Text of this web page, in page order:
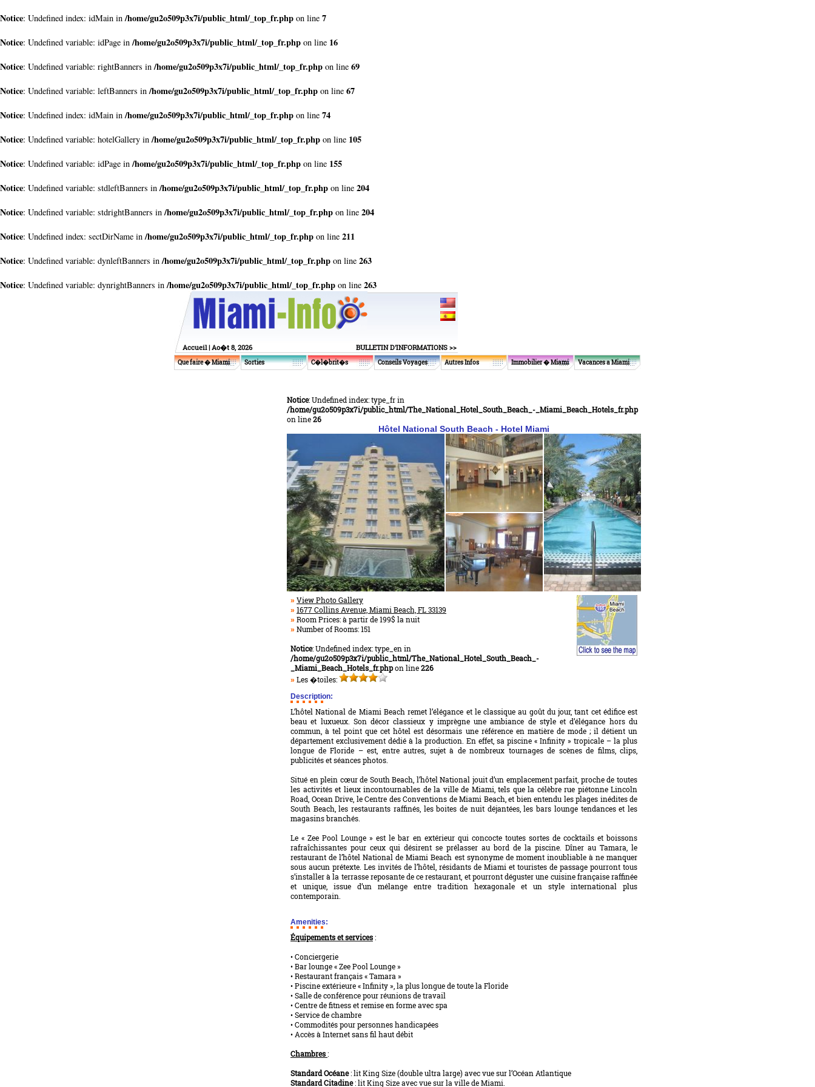
Notice: Undefined index: idMain in/home/gu2o509p3x7i/public_html/_top_fr.php on line 7
Notice: Undefined variable: idPage in/home/gu2o509p3x7i/public_html/_top_fr.php on line 16
Notice: Undefined variable: rightBanners in/home/gu2o509p3x7i/public_html/_top_fr.php on line 69
Notice: Undefined variable: leftBanners in/home/gu2o509p3x7i/public_html/_top_fr.php on line 67
Notice: Undefined index: idMain in/home/gu2o509p3x7i/public_html/_top_fr.php on line 74
Notice: Undefined variable: hotelGallery in/home/gu2o509p3x7i/public_html/_top_fr.php on line 105
Notice: Undefined variable: idPage in/home/gu2o509p3x7i/public_html/_top_fr.php on line 155
Notice: Undefined variable: stdleftBanners in/home/gu2o509p3x7i/public_html/_top_fr.php on line 204
Notice: Undefined variable: stdrightBanners in/home/gu2o509p3x7i/public_html/_top_fr.php on line 204
Notice: Undefined index: sectDirName in/home/gu2o509p3x7i/public_html/_top_fr.php on line 211
Notice: Undefined variable: dynleftBanners in/home/gu2o509p3x7i/public_html/_top_fr.php on line 263
Notice: Undefined variable: dynrightBanners in/home/gu2o509p3x7i/public_html/_top_fr.php on line 263
Accueil| Ao�t 8, 2026 BULLETIN D'INFORMATIONS >>
Que faire � Miami Sorties C�l�brit�s Conseils Voyages Autres Infos Immobilier � Miami Vacances a Miami
Notice: Undefined index: type_fr in
/home/gu2o509p3x7i/public_html/The_National_Hotel_South_Beach_-_Miami_Beach_Hotels_fr.php
on line26
Hôtel National South Beach - Hotel Miami
» View Photo Gallery
» 1677 Collins Avenue, Miami Beach, FL 33139
» Room Prices: à partir de 199$ la nuit
» Number of Rooms: 151
Notice: Undefined index: type_en in
/home/gu2o509p3x7i/public_html/The_National_Hotel_South_Beach_-
_Miami_Beach_Hotels_fr.phpon line226
» Les �toiles:
Description:
L’hôtel National de Miami Beach remet l’élégance et le classique au goût du jour, tant cet édifice est
beau et luxueux. Son décor classieux y imprègne une ambiance de style et d’élégance hors du
commun, à tel point que cet hôtel est désormais une référence en matière de mode ; il détient un
département exclusivement dédié à la production. En effet, sa piscine « Infinity » tropicale – la plus
longue de Floride – est, entre autres, sujet à de nombreux tournages de scènes de films, clips,
publicités et séances photos.
Situé en plein cœur de South Beach, l’hôtel National jouit d’un emplacement parfait, proche de toutes
les activités et lieux incontournables de la ville de Miami, tels que la célèbre rue piétonne Lincoln
Road, Ocean Drive, le Centre des Conventions de Miami Beach, et bien entendu les plages inédites de
South Beach, les restaurants raffinés, les boites de nuit déjantées, les bars lounge tendances et les
magasins branchés.
Le « Zee Pool Lounge » est le bar en extérieur qui concocte toutes sortes de cocktails et boissons
rafraîchissantes pour ceux qui désirent se prélasser au bord de la piscine. Dîner au Tamara, le
restaurant de l’hôtel National de Miami Beach est synonyme de moment inoubliable à ne manquer
sous aucun prétexte. Les invités de l’hôtel, résidants de Miami et touristes de passage pourront tous
s’installer à la terrasse reposante de ce restaurant, et pourront déguster une cuisine française raffinée
et unique, issue d’un mélange entre tradition hexagonale et un style international plus
contemporain.
Amenities:
Équipements et services:
• Conciergerie
• Bar lounge « Zee Pool Lounge »
• Restaurant français « Tamara »
• Piscine extérieure « Infinity », la plus longue de toute la Floride
• Salle de conférence pour réunions de travail
• Centre de fitness et remise en forme avec spa
• Service de chambre
• Commodités pour personnes handicapées
• Accès à Internet sans fil haut débit
Chambres:
Standard Océane: lit King Size (double ultra large) avec vue sur l’Océan Atlantique
Standard Citadine: lit King Size avec vue sur la ville de Miami.